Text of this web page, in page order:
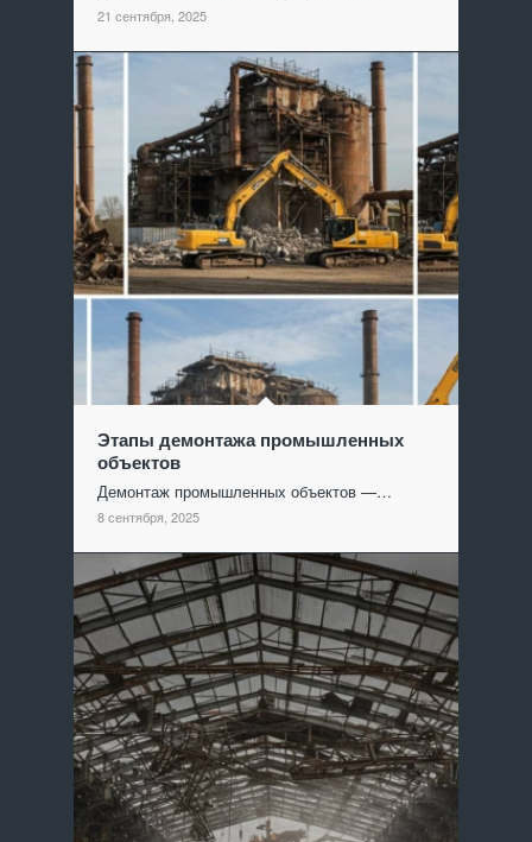
21 сентября, 2025
Этапы демонтажа промышленных
объектов
Демонтаж промышленных объектов —…
8 сентября, 2025